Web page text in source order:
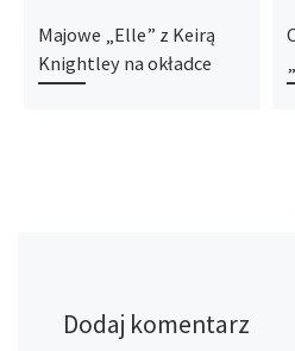
Majowe „Elle” z Keirą
Knightley na okładce
Dodaj komentarz